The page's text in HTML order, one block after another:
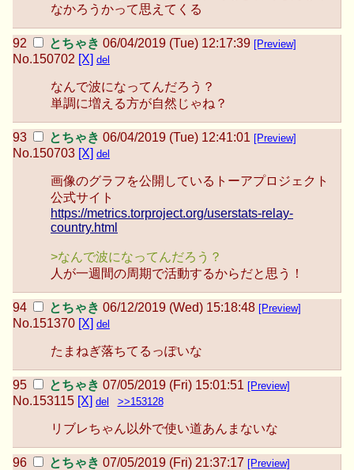
なかろうかって思えてくる
とちゃき 06/04/2019 (Tue) 12:17:39 [Preview]
No.150702 [X] del
なんで波になってんだろう？
単調に増える方が自然じゃね？
とちゃき 06/04/2019 (Tue) 12:41:01 [Preview]
No.150703 [X] del
画像のグラフを公開しているトーアプロジェクト
公式サイト
https://metrics.torproject.org/userstats-relay-
country.html
>なんで波になってんだろう？
人が一週間の周期で活動するからだと思う！
とちゃき 06/12/2019 (Wed) 15:18:48 [Preview]
No.151370 [X] del
たまねぎ落ちてるっぽいな
とちゃき 07/05/2019 (Fri) 15:01:51 [Preview]
No.153115 [X] del >>153128
リブレちゃん以外で使い道あんまないな
とちゃき 07/05/2019 (Fri) 21:37:17 [Preview]